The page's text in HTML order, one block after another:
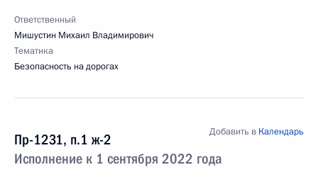
Ответственный
Мишустин Михаил Владимирович
Тематика
Безопасность на дорогах
Пр-1231, п.1 ж-2
Исполнение к 1 сентября 2022 года
Добавить в Календарь